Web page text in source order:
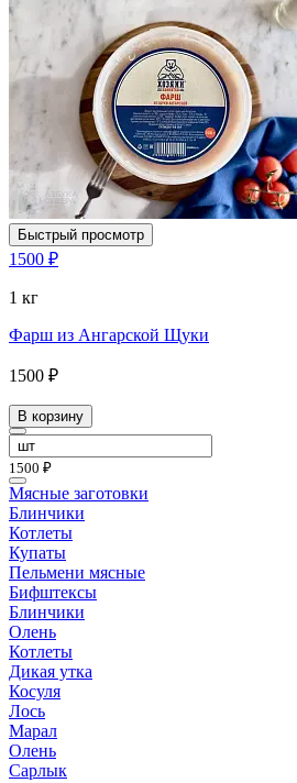
Быстрый просмотр
1500 ₽
1 кг
Фарш из Ангарской Щуки
1500 ₽
В корзину
1500 ₽
Мясные заготовки
Блинчики
Котлеты
Купаты
Пельмени мясные
Бифштексы
Блинчики
Олень
Котлеты
Дикая утка
Косуля
Лось
Марал
Олень
Сарлык